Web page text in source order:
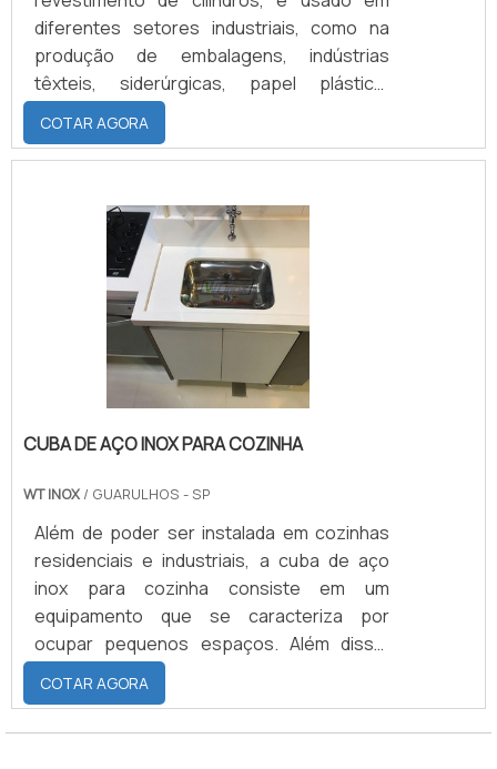
diferentes setores industriais, como na
produção de embalagens, indústrias
têxteis, siderúrgicas, papel plástico,
móveis, couro, em gráficas, e celulose,
entre outras.Saiba mais informações sobre
o cilindro e os tipos de elastêmeroSua
propriedades apresentadas pelo cilindro
em borracha, que contribui para a
preservação das máquinas, bem como
para seu rendimento e eficiência. Traba.
COTAR AGORA
CUBA DE AÇO INOX PARA COZINHA
WT INOX / GUARULHOS - SP
Além de poder ser instalada em cozinhas
residenciais e industriais, a cuba de aço
inox para cozinha consiste em um
equipamento que se caracteriza por
ocupar pequenos espaços. Além disso,
trata-se de um produto que é
invariavelmente incluso a bancadas
igualmente compostas por aço inoxidável.
COTAR AGORA